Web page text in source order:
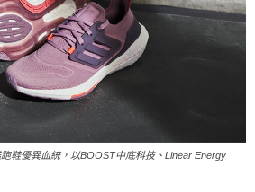
鞋優異血統，以BOOST中底科技、Linear Energy